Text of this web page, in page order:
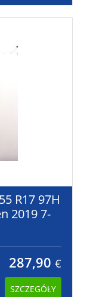
R17 97H
2019 7-
287,90 €
SZCZEGÓŁY